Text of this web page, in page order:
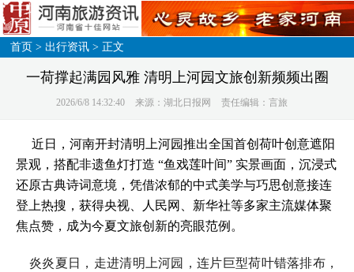
首页 >出行资讯 > 正文
一荷撑起满园风雅 清明上河园文旅创新频频出圈
2026/6/8 14:32:40 来源：湖北日报网 责任编辑：言旅
近日，河南开封清明上河园推出全国首创荷叶创意遮阳
景观，搭配非遗鱼灯打造 “鱼戏莲叶间” 实景画面，沉浸式
还原古典诗词意境，凭借浓郁的中式美学与巧思创意接连
登上热搜，获得央视、人民网、新华社等多家主流媒体聚
焦点赞，成为今夏文旅创新的亮眼范例。
炎炎夏日，走进清明上河园，连片巨型荷叶错落排布，